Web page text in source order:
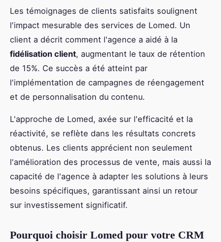
Les témoignages de clients satisfaits soulignent
l'impact mesurable des services de Lomed. Un
client a décrit comment l'agence a aidé à la
fidélisation client, augmentant le taux de rétention
de 15%. Ce succès a été atteint par
l'implémentation de campagnes de réengagement
et de personnalisation du contenu.
L'approche de Lomed, axée sur l'efficacité et la
réactivité, se reflète dans les résultats concrets
obtenus. Les clients apprécient non seulement
l'amélioration des processus de vente, mais aussi la
capacité de l'agence à adapter les solutions à leurs
besoins spécifiques, garantissant ainsi un retour
sur investissement significatif.
Pourquoi choisir Lomed pour votre CRM